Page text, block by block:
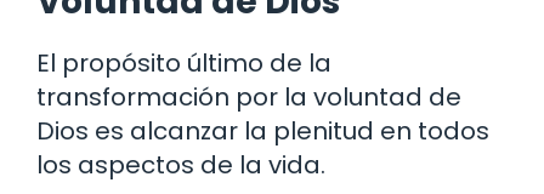
El propósito último de la
transformación por la voluntad de
Dios es alcanzar la plenitud en todos
los aspectos de la vida.